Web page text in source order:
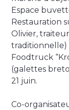
Espace
Restauration
Olivier,
traditionnelle)
Foodtruck
(galettes
21 juin.
Co-